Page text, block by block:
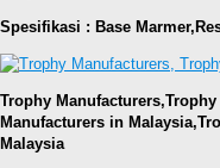
Spesifikasi : Base
Trophy
Manufacturers in
Malaysia